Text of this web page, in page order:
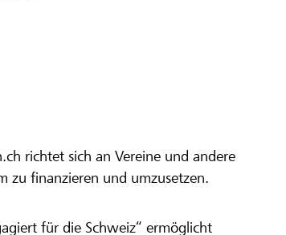
richtet sich an Vereine und andere
zu finanzieren und umzusetzen.
für die Schweiz“ ermöglicht